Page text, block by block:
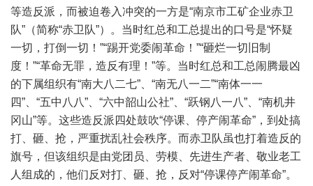
等造反派，而被迫卷入冲突的一方是“南京市工矿企业赤卫
队”（简称“赤卫队”）。当时红总和工总提出的口号是“怀疑
一切，打倒一切！”“踢开党委闹革命！”“砸烂一切旧制
度！”“革命无罪，造反有理！”等。当时红总和工总闹腾最凶
的下属组织有“南大八二七”、“南无八一二”“南体一一
四”、“五中八八”、“六中韶山公社”、“跃钢八一八”、“南机井
冈山”等。这些造反派四处鼓吹“停课、停产闹革命”，到处搞
打、砸、抢，严重扰乱社会秩序。而赤卫队虽也打着造反的
旗号，但该组织是由党团员、劳模、先进生产者、敬业老工
人组成的，他们反对打、砸、抢，反对“停课停产闹革命”。